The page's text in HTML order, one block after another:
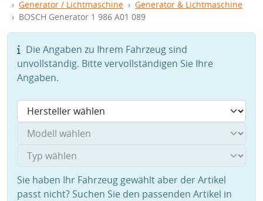
Generator / Lichtmaschine
Generator & Lichtmaschine
BOSCH Generator 1 986 A01 089
Die Angaben zu Ihrem Fahrzeug sind
unvollständig. Bitte vervollständigen Sie Ihre
Angaben.
Sie haben Ihr Fahrzeug gewählt aber der Artikel
passt nicht? Suchen Sie den passenden Artikel in